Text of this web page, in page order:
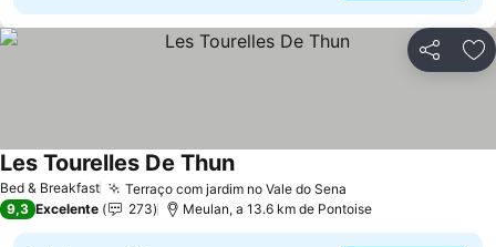
Partilhar
Bed & Breakfast Terraço com jardim no Vale do Sena
Les Tourelles De Thun
9,3 Excelente 273 Meulan, a 13.6 km de Pontoise